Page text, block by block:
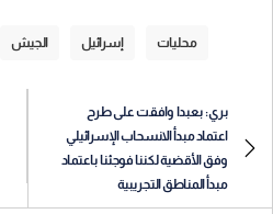
محليات إسرائيل الجيش
بري: بعبدا وافقت على طرح
اعتماد مبدأ الانسحاب الإسرائيلي
وفق الأقضية لكننا فوجئنا باعتماد
مبدأ المناطق التجريبية